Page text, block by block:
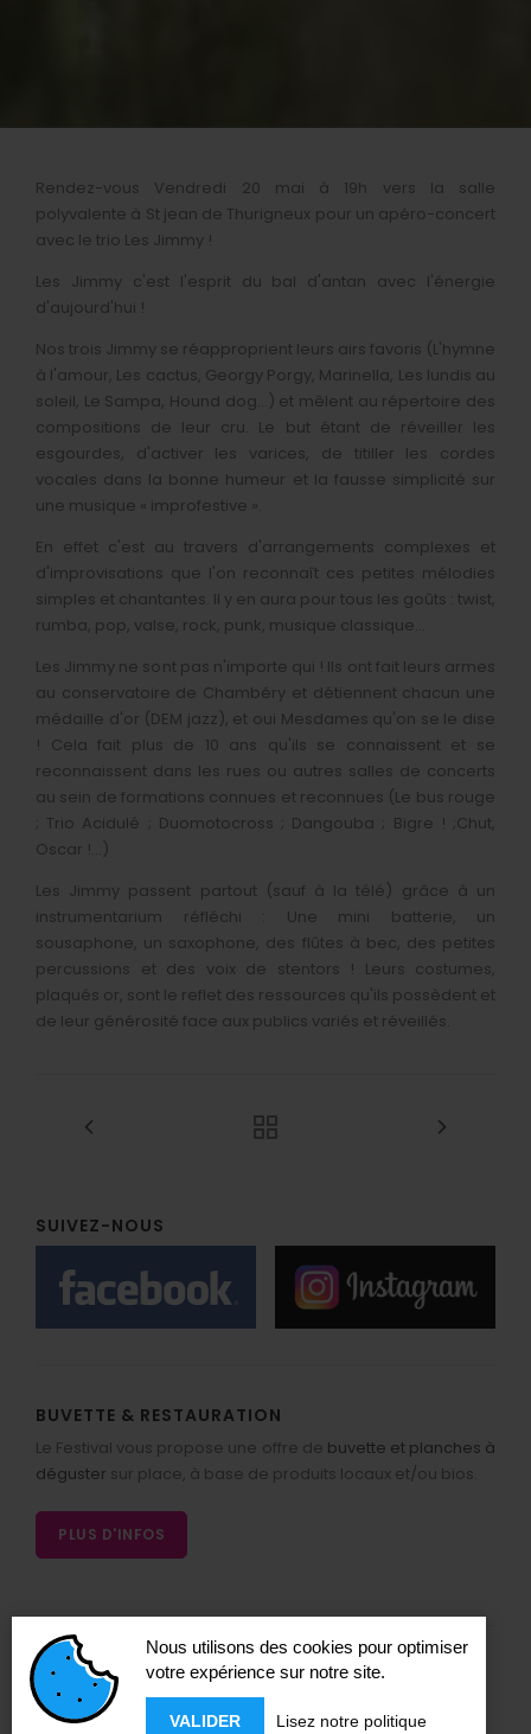
Nous utilisons des cookies pour optimiser
votre expérience sur notre site.
VALIDER Lisez notre politique
Rendez-vous Vendredi 20 mai à 19h vers la salle
polyvalente à St jean de Thurigneux pour un apéro-concert
avec le trio Les Jimmy !
Les Jimmy c'est l'esprit du bal d'antan avec l'énergie
d'aujourd'hui !
Nos trois Jimmy se réapproprient leurs airs favoris (L'hymne
à l'amour, Les cactus, Georgy Porgy, Marinella, Les lundis au
soleil, Le Sampa, Hound dog...) et mêlent au répertoire des
compositions de leur cru. Le but étant de réveiller les
esgourdes, d'activer les varices, de titiller les cordes
vocales dans la bonne humeur et la fausse simplicité sur
une musique « improfestive ».
En effet c'est au travers d'arrangements complexes et
d'improvisations que l'on reconnaît ces petites mélodies
simples et chantantes. Il y en aura pour tous les goûts : twist,
rumba, pop, valse, rock, punk, musique classique...
Les Jimmy ne sont pas n'importe qui ! Ils ont fait leurs armes
au conservatoire de Chambéry et détiennent chacun une
médaille d'or (DEM jazz), et oui Mesdames qu'on se le dise
! Cela fait plus de 10 ans qu'ils se connaissent et se
reconnaissent dans les rues ou autres salles de concerts
au sein de formations connues et reconnues (Le bus rouge
; Trio Acidulé ; Duomotocross ; Dangouba ; Bigre ! ;Chut,
Oscar !...)
Les Jimmy passent partout (sauf à la télé) grâce à un
instrumentarium réfléchi : Une mini batterie, un
sousaphone, un saxophone, des flûtes à bec, des petites
percussions et des voix de stentors ! Leurs costumes,
plaqués or, sont le reflet des ressources qu'ils possèdent et
de leur générosité face aux publics variés et réveillés.
SUIVEZ-NOUS
BUVETTE & RESTAURATION
Le Festival vous propose une offre de buvette et planches à
déguster sur place, à base de produits locaux et/ou bios.
PLUS D'INFOS
NEWSLETTER
Restez informé !